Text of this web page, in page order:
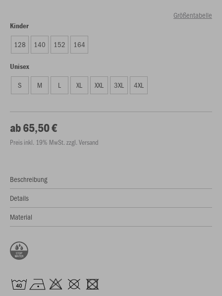
Größentabelle
Kinder
128 140 152 164
Unisex
S M L XL XXL 3XL 4XL
ab 65,50 €
Preis inkl. 19% MwSt. zzgl. Versand
Beschreibung
Details
Material